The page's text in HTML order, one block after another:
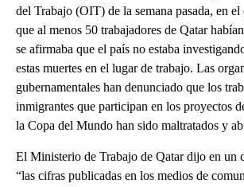
del Trabajo (OIT) de la semana pasada, en el
que al menos 50 trabajadores de Qatar
se afirmaba que el país no estaba
estas muertes en el lugar de trabajo. Las
gubernamentales han denunciado que los
inmigrantes que participan en los proyectos
la Copa del Mundo han sido maltratados y
El Ministerio de Trabajo de Qatar dijo en un
“las cifras publicadas en los medios de